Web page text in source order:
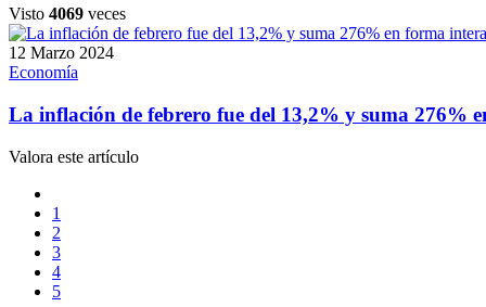
Visto 4069 veces
12 Marzo 2024
Economía
La inflación de febrero fue del 13,2% y suma 276%
Valora este artículo
1
2
3
4
5